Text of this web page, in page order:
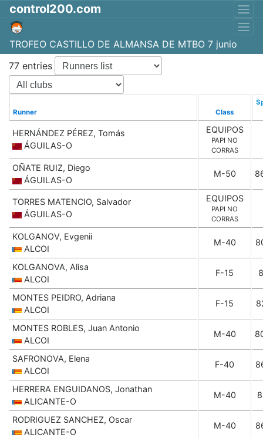
control200.com
TROFEO CASTILLO DE ALMANSA DE MTBO 7 junio
77 entries
Runner Class
HERNÁNDEZ PÉREZ, Tomás
ÁGUILAS-O
EQUIPOS
PAPI NO
CORRAS
OÑATE RUIZ, Diego
ÁGUILAS-O
M-50
TORRES MATENCIO, Salvador
ÁGUILAS-O
EQUIPOS
PAPI NO
CORRAS
KOLGANOV, Evgenii
ALCOI
M-40
KOLGANOVA, Alisa
ALCOI
F-15
MONTES PEIDRO, Adriana
ALCOI
F-15
MONTES ROBLES, Juan Antonio
ALCOI
M-40
SAFRONOVA, Elena
ALCOI
F-40
HERRERA ENGUIDANOS, Jonathan
ALICANTE-O
M-40
RODRIGUEZ SANCHEZ, Oscar
ALICANTE-O
M-40